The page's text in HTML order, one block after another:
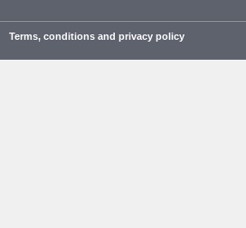
Terms, conditions and privacy policy